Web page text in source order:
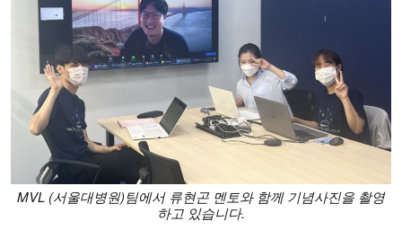
MVL (서울대병원)팀에서 류현곤 멘토와 함께 기념사진을 촬영
하고 있습니다.